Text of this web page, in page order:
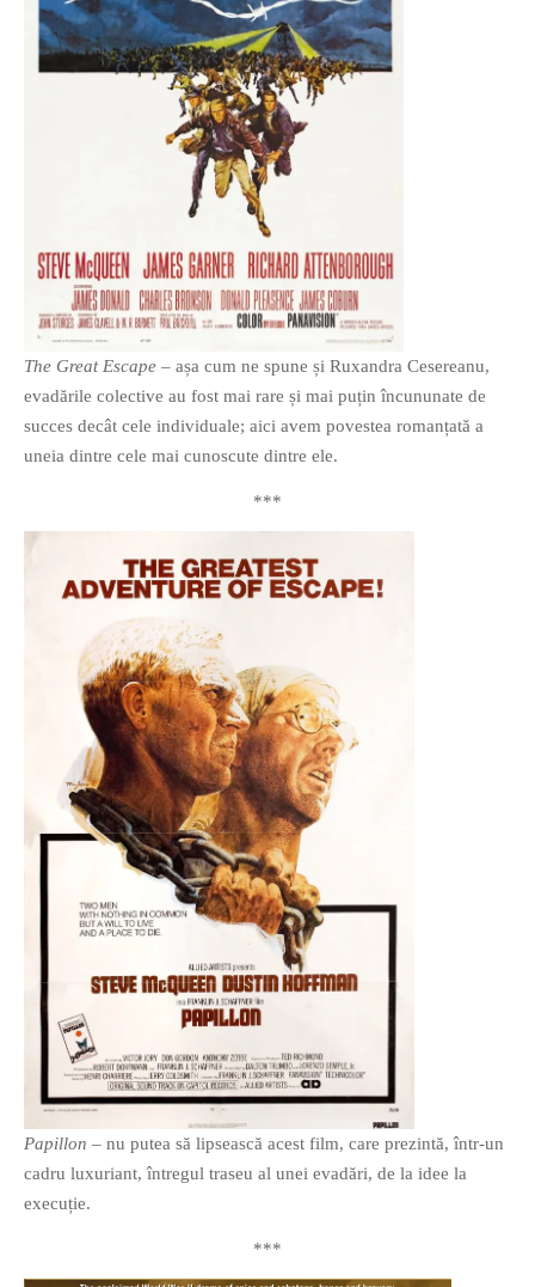
The Great Escape – așa cum ne spune și Ruxandra Cesereanu,
evadările colective au fost mai rare și mai puțin încununate de
succes decât cele individuale; aici avem povestea romanțată a
uneia dintre cele mai cunoscute dintre ele.
***
Papillon – nu putea să lipsească acest film, care prezintă, într-un
cadru luxuriant, întregul traseu al unei evadări, de la idee la
execuție.
***